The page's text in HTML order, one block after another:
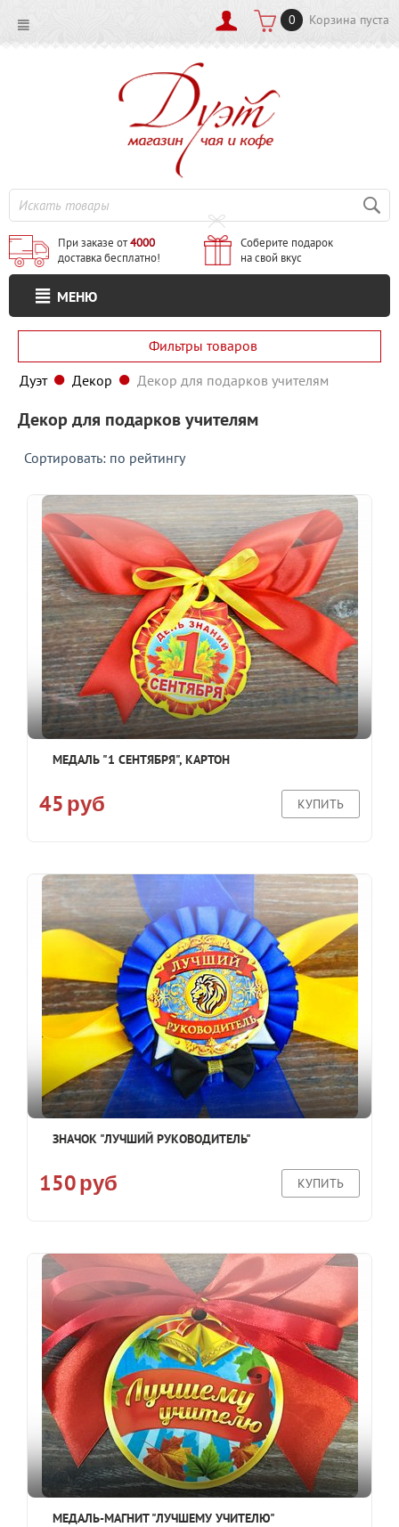
0 Корзина пуста
При заказе от4000
доставка бесплатно!
Соберите подарок
на свой вкус
МЕНЮ
Фильтры товаров
Дуэт
Декор Декор для подарков учителям
Декор для подарков учителям
Сортировать: по рейтингу
МЕДАЛЬ "1 СЕНТЯБРЯ", КАРТОН
45 руб КУПИТЬ
ЗНАЧОК "ЛУЧШИЙ РУКОВОДИТЕЛЬ"
150 руб КУПИТЬ
МЕДАЛЬ-МАГНИТ "ЛУЧШЕМУ УЧИТЕЛЮ"